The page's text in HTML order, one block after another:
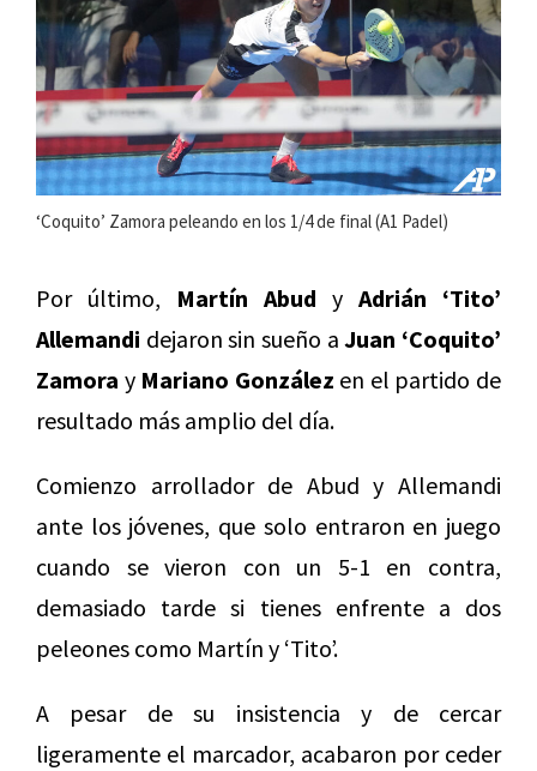
‘Coquito’ Zamora peleando en los 1/4 de final (A1 Padel)
Por último, Martín Abud y Adrián ‘Tito’
Allemandi dejaron sin sueño aJuan ‘Coquito’
Zamora y Mariano González en el partido de
resultado más amplio del día.
Comienzo arrollador de Abud y Allemandi
ante los jóvenes, que solo entraron en juego
cuando se vieron con un 5-1 en contra,
demasiado tarde si tienes enfrente a dos
peleones como Martín y ‘Tito’.
A pesar de su insistencia y de cercar
ligeramente el marcador, acabaron por ceder